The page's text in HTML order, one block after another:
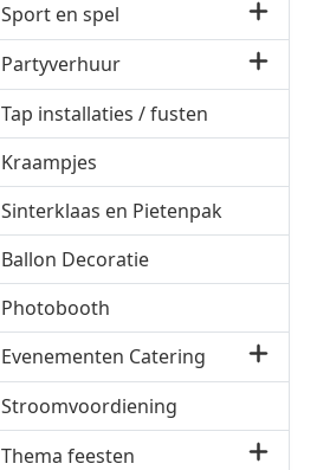
Sport en spel
Partyverhuur
Tap installaties / fusten
Kraampjes
Sinterklaas en Pietenpak
Ballon Decoratie
Photobooth
Evenementen Catering
Stroomvoordiening
Thema feesten